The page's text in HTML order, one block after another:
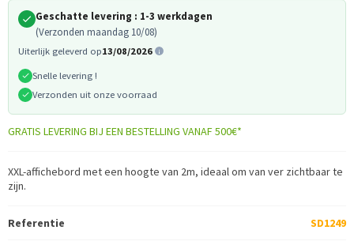
Geschatte levering : 1-3 werkdagen
(Verzonden maandag 10/08)
Uiterlijk geleverd op13/08/2026
Snelle levering !
Verzonden uit onze voorraad
GRATIS LEVERING BIJ EEN BESTELLING VANAF 500€*
XXL-affichebord met een hoogte van 2m, ideaal om van ver zichtbaar te
zijn.
Referentie SD1249